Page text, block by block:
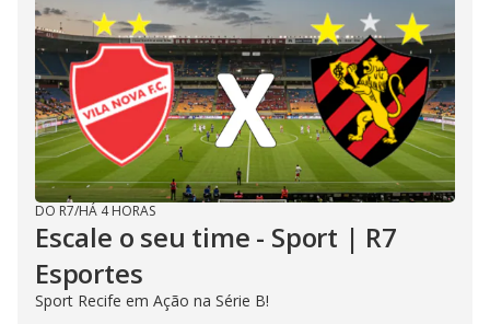
DO R7/HÁ 4 HORAS
Escale o seu time - Sport | R7
Esportes
Sport Recife em Ação na Série B!